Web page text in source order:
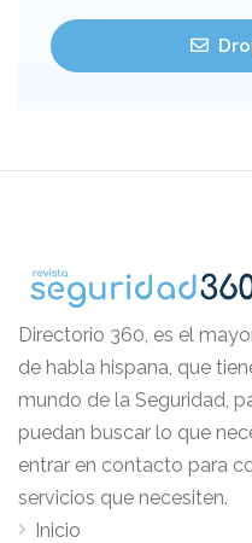
Directorio 360, es el
de habla hispana, que
mundo de la Seguridad,
puedan buscar lo que
entrar en contacto para
servicios que necesiten.
Inicio